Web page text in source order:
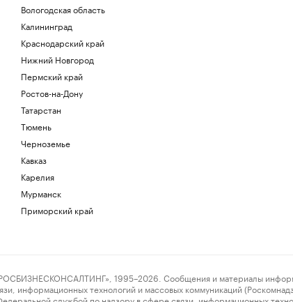
Вологодская область
Калининград
Краснодарский край
Нижний Новгород
Пермский край
Ростов-на-Дону
Татарстан
Тюмень
Черноземье
Кавказ
Карелия
Мурманск
Приморский край
1995–2026. Сообщения и материалы
информационных технологий и массовых коммуникаций